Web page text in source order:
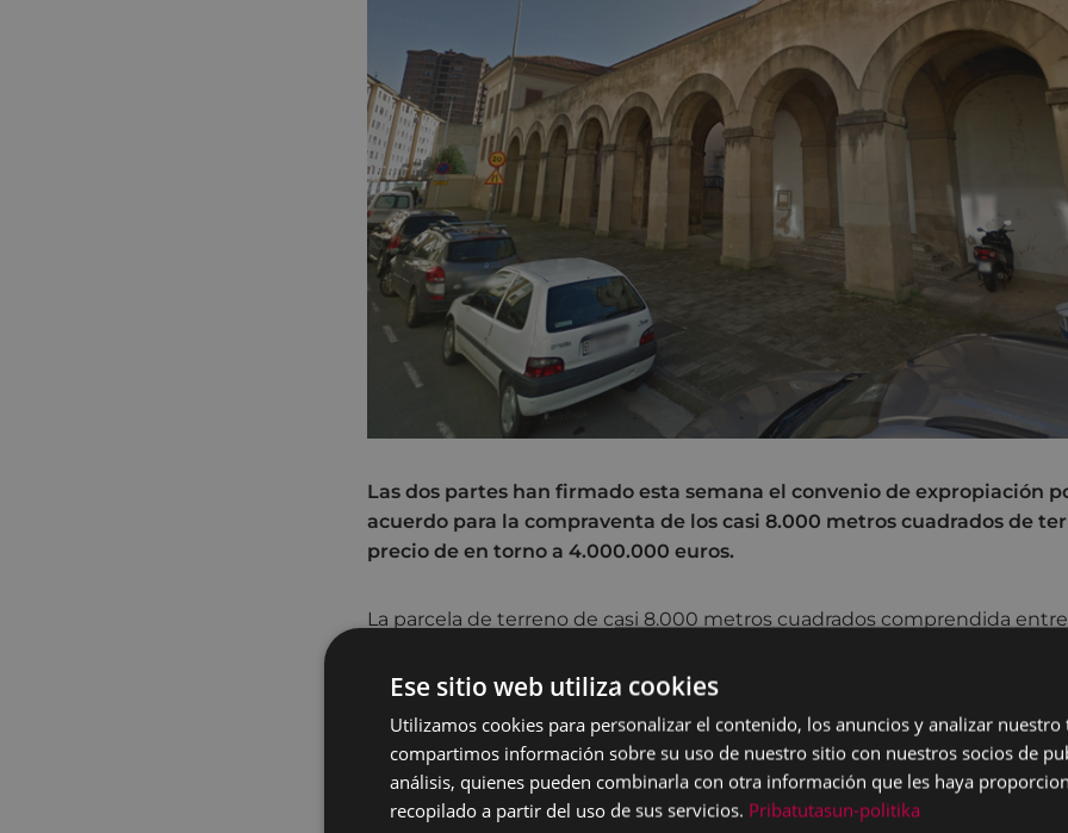
Las dos partes han firmado esta semana el convenio de expropiación
acuerdo para la compraventa de los casi 8.000 metros cuadrados de
precio de en torno a 4.000.000 euros.
La parcela de terreno de casi 8.000 metros cuadrados comprendida
fútbol de Ipurua y el polideportivo ya es propiedad del Ayuntamiento
alcalde en funciones, Miguel de los Toyos, y las Monjas Concepcionistas
mutuo acuerdo, del mismo. Los cerca de 8.000 metros cuadrados
edificio de las monjas como los terrenos colindantes.
De esta forma, se culmina y consolida el proceso iniciado ya hace un
Ese sitio web utiliza cookies
Utilizamos cookies para personalizar el contenido, los anuncios y analizar nuestro
compartimos información sobre su uso de nuestro sitio con nuestros socios de
análisis, quienes pueden combinarla con otra información que les haya
recopilado a partir del uso de sus servicios. Pribatutasun-politika